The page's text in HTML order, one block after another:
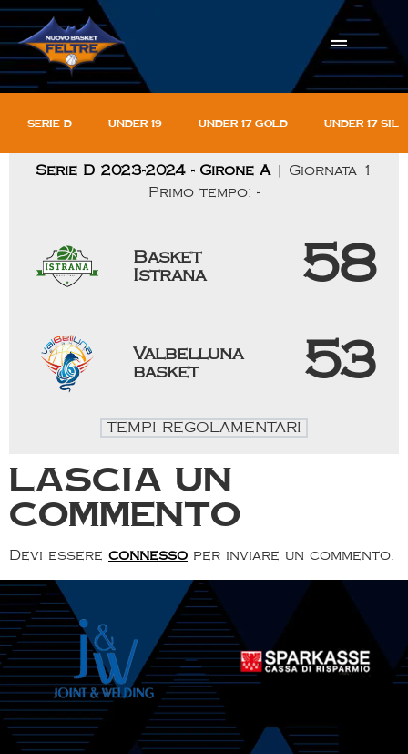
Serie D Under 19 Under 17 gold Under 17
Serie D 2023-2024 - Girone A
| Giornata 1
Primo tempo: -
Basket
Istrana
58
Valbelluna
basket
53
TEMPI REGOLAMENTARI
Lascia un
commento
Devi essere connesso per inviare un commento.